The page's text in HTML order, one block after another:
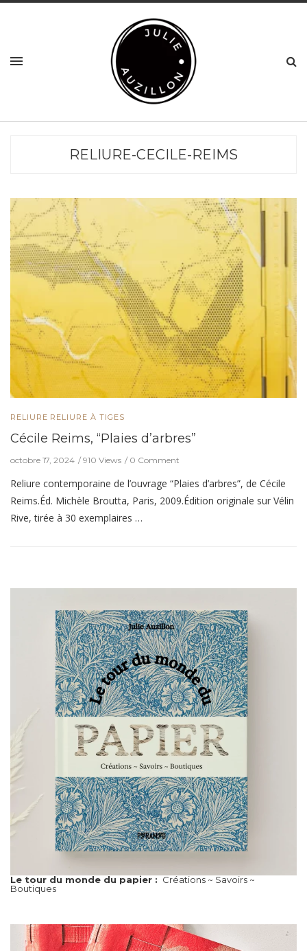
RELIURE-CECILE-REIMS
RELIURE RELIURE À TIGES
Cécile Reims, “Plaies d’arbres”
octobre 17, 2024 910 Views 0 Comment
Reliure contemporaine de l’ouvrage “Plaies d’arbres”, de Cécile
Reims.Éd. Michèle Broutta, Paris, 2009.Édition originale sur Vélin
Rive, tirée à 30 exemplaires …
Le tour du monde du papier : Créations ~ Savoirs ~
Boutiques